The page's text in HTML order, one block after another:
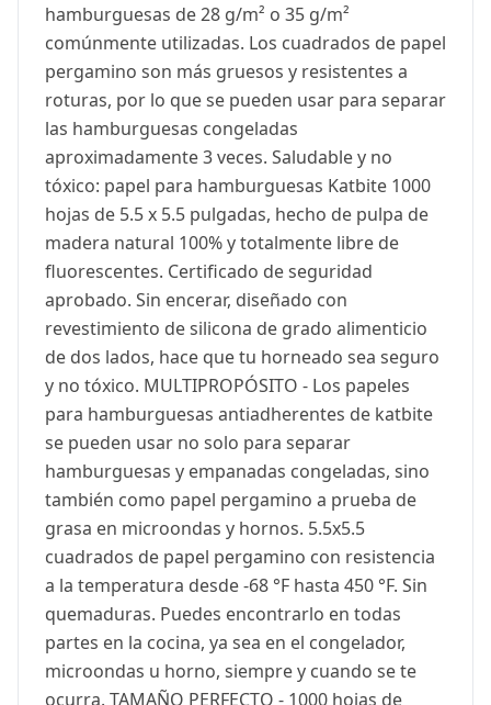
hamburguesas de 28 g/m² o 35 g/m²
comúnmente utilizadas. Los cuadrados de papel
pergamino son más gruesos y resistentes a
roturas, por lo que se pueden usar para separar
las hamburguesas congeladas
aproximadamente 3 veces. Saludable y no
tóxico: papel para hamburguesas Katbite 1000
hojas de 5.5 x 5.5 pulgadas, hecho de pulpa de
madera natural 100% y totalmente libre de
fluorescentes. Certificado de seguridad
aprobado. Sin encerar, diseñado con
revestimiento de silicona de grado alimenticio
de dos lados, hace que tu horneado sea seguro
y no tóxico. MULTIPROPÓSITO - Los papeles
para hamburguesas antiadherentes de katbite
se pueden usar no solo para separar
hamburguesas y empanadas congeladas, sino
también como papel pergamino a prueba de
grasa en microondas y hornos. 5.5x5.5
cuadrados de papel pergamino con resistencia
a la temperatura desde -68 °F hasta 450 °F. Sin
quemaduras. Puedes encontrarlo en todas
partes en la cocina, ya sea en el congelador,
microondas u horno, siempre y cuando se te
ocurra. TAMAÑO PERFECTO - 1000 hojas de